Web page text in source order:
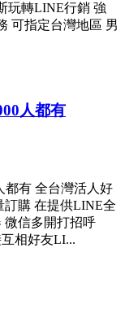
玩轉LINE行銷 強
可指定台灣地區 男
人都有
都有 全台灣活人好
購 在提供LINE全
微信多開打招呼
相好友LI...